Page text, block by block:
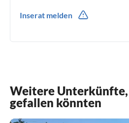
Inserat melden
Weitere Unterkünfte,
gefallen könnten